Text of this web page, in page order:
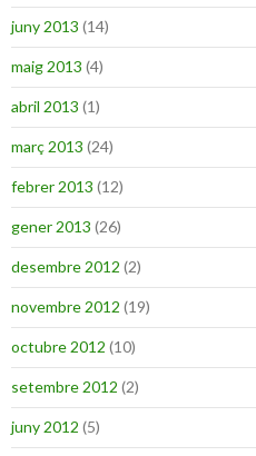
juny 2013 (14)
maig 2013 (4)
abril 2013 (1)
març 2013 (24)
febrer 2013 (12)
gener 2013 (26)
desembre 2012 (2)
novembre 2012 (19)
octubre 2012 (10)
setembre 2012 (2)
juny 2012 (5)